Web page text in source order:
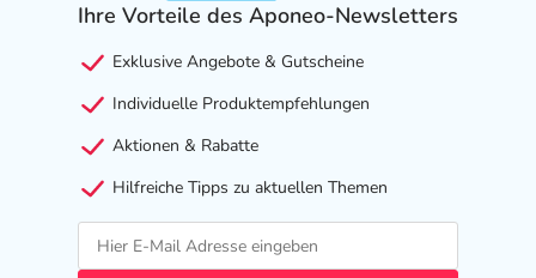
Ihre Vorteile des Aponeo-Newsletters
Exklusive Angebote & Gutscheine
Individuelle Produktempfehlungen
Aktionen & Rabatte
Hilfreiche Tipps zu aktuellen Themen